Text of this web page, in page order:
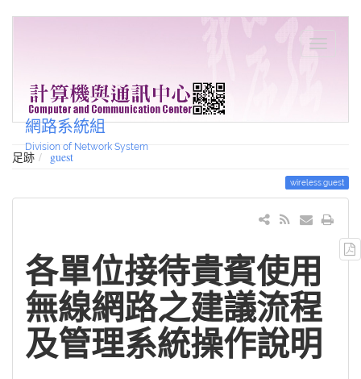
網路系統組
Division of Network System
足跡 guest
wireless:guest
各單位接待貴賓使用
無線網路之建議流程
及管理系統操作說明